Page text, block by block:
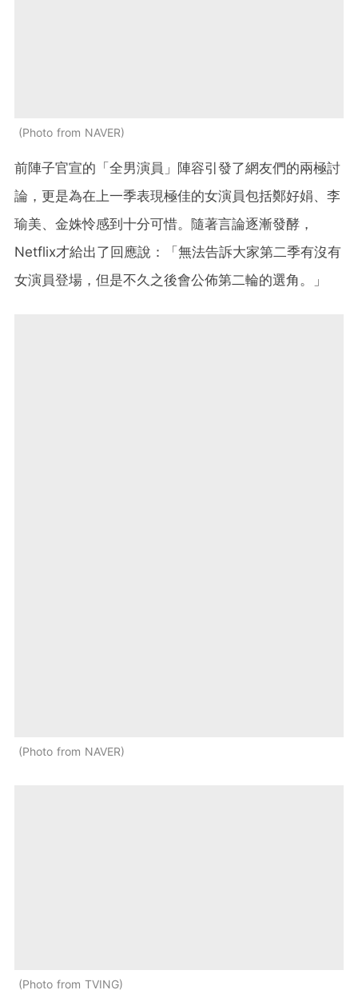
Photo from NAVER
前陣子官宣的「全男演員」陣容引發了網友們的兩極討
論，更是為在上一季表現極佳的女演員包括鄭好娟、李
瑜美、金姝怜感到十分可惜。隨著言論逐漸發酵，
Netflix才給出了回應說：「無法告訴大家第二季有沒有
女演員登場，但是不久之後會公佈第二輪的選角。」
Photo from NAVER
Photo from TVING